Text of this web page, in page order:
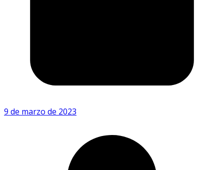
9 de marzo de 2023